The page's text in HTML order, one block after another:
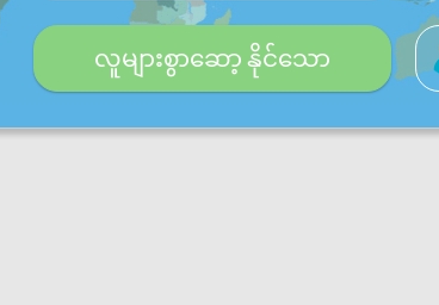
လူများစွာဆော့ နိုင်သော